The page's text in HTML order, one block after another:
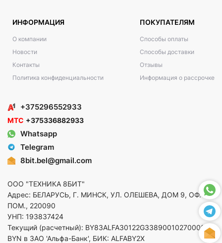
ИНФОРМАЦИЯ
О компании
Новости
Контакты
Политика конфиденциальности
ПОКУПАТЕЛЯМ
Способы оплаты
Способы доставки
Отзывы
Информация о рассрочке
+375296552933
МТС +375336882933
Whatsapp
Telegram
8bit.bel@gmail.com
ООО "ТЕХНИКА 8БИТ"
Адрес: БЕЛАРУСЬ, Г. МИНСК, УЛ. ОЛЕШЕВА, ДОМ 9, ОФ. 5,
ПОМ., 220090
УНП: 193837424
Текущий (расчетный): BY83ALFA30122G33890010270000 в
BYN в ЗАО 'Альфа-Банк', БИК: ALFABY2X